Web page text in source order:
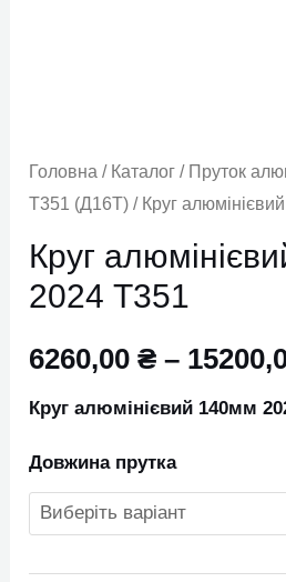
Головна / Каталог / Пруток
Т351 (Д16Т) / Круг
Круг
2024 Т351
6260,00₴ –
Круг алюмінієвий 140мм
Довжина прутка